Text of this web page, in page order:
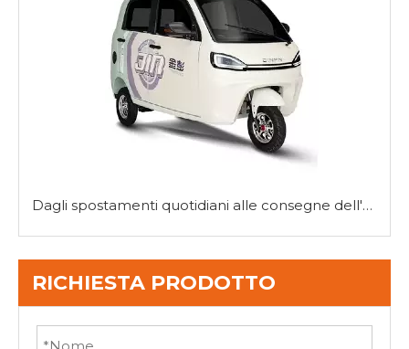
Dagli spostamenti quotidiani alle consegne dell'ultimo miglio: la versatilità dei mini tricicli
RICHIESTA PRODOTTO